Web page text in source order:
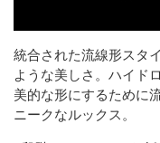
統合された流線形スタ
ような美しさ。ハイド
美的な形にするために
ニークなルックス。